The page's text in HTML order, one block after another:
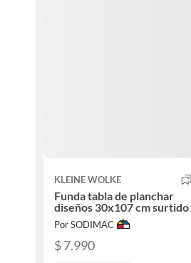
KLEINE WOLKE
Funda tabla de planchar
diseños 30x107 cm surtido
Por SODIMAC
$ 7.990